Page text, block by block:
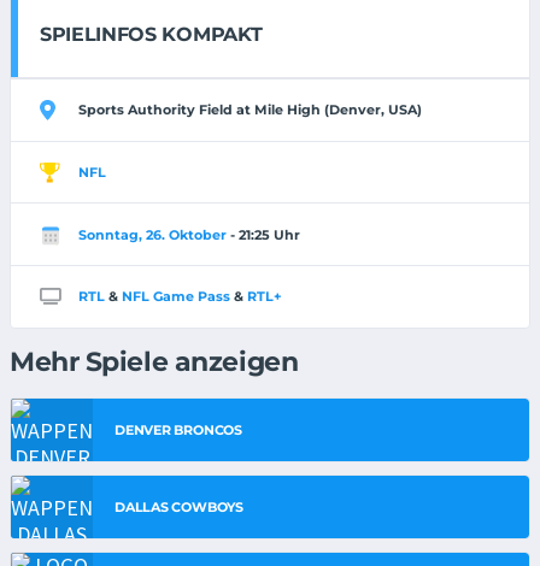
SPIELINFOS KOMPAKT
Sports Authority Field at Mile High (Denver, USA)
NFL
Sonntag, 26. Oktober - 21:25 Uhr
RTL & NFL Game Pass & RTL+
Mehr Spiele anzeigen
DENVER BRONCOS
DALLAS COWBOYS